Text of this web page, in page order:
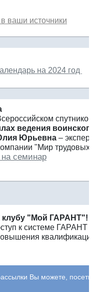
ваши источники
на 2024 год
ведения воинского
Юрьевна –
"Мир трудовых
на семинар
клубу "Мой ГАРАНТ"!
к системе ГАРАНТ
Вы можете,